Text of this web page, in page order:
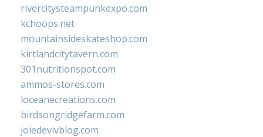
rivercitysteampunkexpo.com
kchoops.net
mountainsideskateshop.com
kirtlandcitytavern.com
301nutritionspot.com
ammos-stores.com
loceanecreations.com
birdsongridgefarm.com
joiedevivblog.com